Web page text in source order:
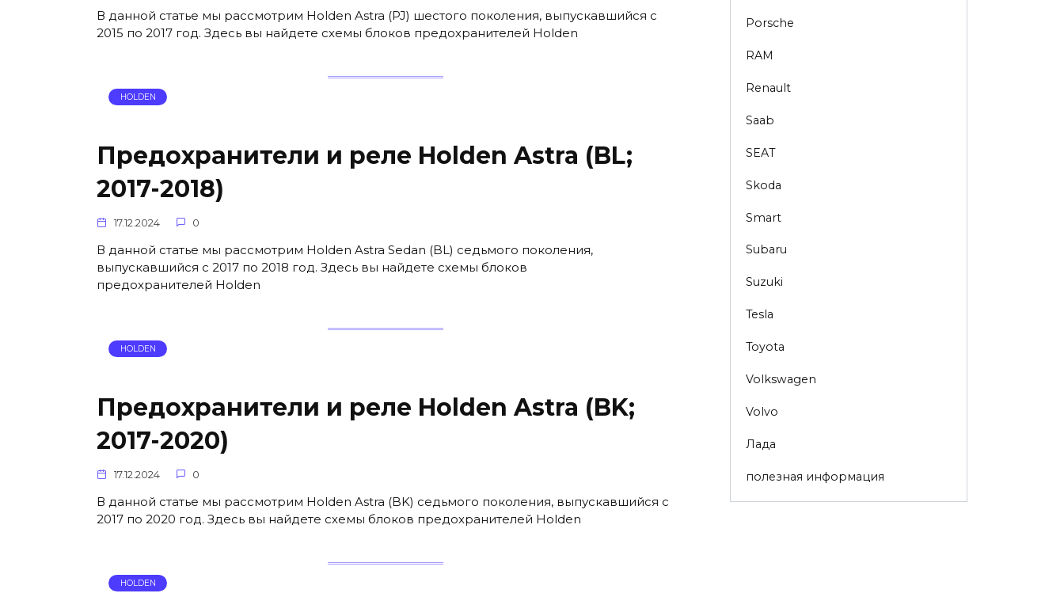
В данной статье мы рассмотрим Holden Astra (PJ) шестого поколения, выпускавшийся с
2015 по 2017 год. Здесь вы найдете схемы блоков предохранителей Holden
HOLDEN
Предохранители и реле Holden Astra (BL;
2017-2018)
17.12.2024 0
В данной статье мы рассмотрим Holden Astra Sedan (BL) седьмого поколения,
выпускавшийся с 2017 по 2018 год. Здесь вы найдете схемы блоков
предохранителей Holden
HOLDEN
Предохранители и реле Holden Astra (BK;
2017-2020)
17.12.2024 0
В данной статье мы рассмотрим Holden Astra (BK) седьмого поколения, выпускавшийся с
2017 по 2020 год. Здесь вы найдете схемы блоков предохранителей Holden
HOLDEN
Porsche
RAM
Renault
Saab
SEAT
Skoda
Smart
Subaru
Suzuki
Tesla
Toyota
Volkswagen
Volvo
Лада
полезная информация